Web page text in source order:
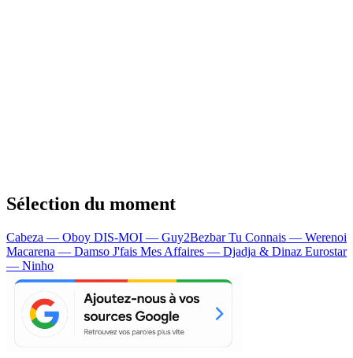
Sélection du moment
Cabeza — Oboy DIS-MOI — Guy2BezbarTu Connais — Werenoi
Macarena — Damso J'fais Mes Affaires — Djadja & Dinaz Eurostar
— Ninho